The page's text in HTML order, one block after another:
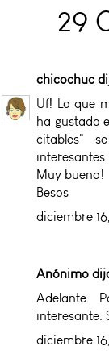
29
chicochuc
Uf! Lo que
ha gustado
citables"
interesantes.
Muy bueno!
Besos
diciembre
Anónimo
Adelante
interesante.
diciembre